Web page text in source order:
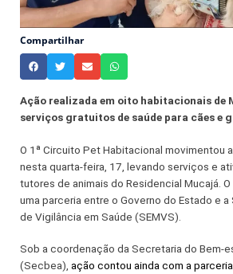
Compartilhar
Ação realizada em oito habitacionais de
serviços gratuitos de saúde para cães e
O 1ª Circuito Pet Habitacional movimentou
nesta quarta-feira, 17, levando serviços e
tutores de animais do Residencial Mucajá.
uma parceria entre o Governo do Estado e
de Vigilância em Saúde (SEMVS).
Sob a coordenação da Secretaria do Bem-
(Secbea), ação contou ainda com a